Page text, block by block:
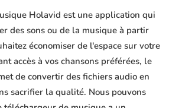
Holavid est une application qui
des sons ou de la musique à partir
économiser de l'espace sur votre
accès à vos chansons préférées, le
de convertir des fichiers audio en
sacrifier la qualité. Nous pouvons